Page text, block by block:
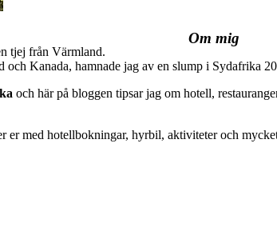
Om mig
tjej från Värmland.
Kanada, hamnade jag av en slump i Sydafrika
och här på bloggen tipsar jag om hotell,
er med hotellbokningar, hyrbil, aktiviteter och